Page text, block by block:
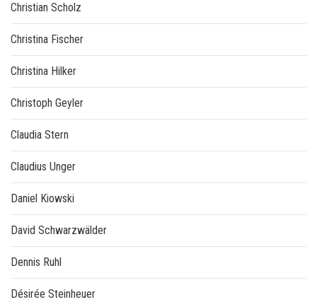
Christian Scholz
Christina Fischer
Christina Hilker
Christoph Geyler
Claudia Stern
Claudius Unger
Daniel Kiowski
David Schwarzwälder
Dennis Ruhl
Désirée Steinheuer